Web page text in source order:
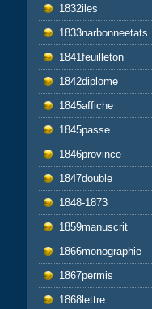
1832iles
1833narbonneetats
1841feuilleton
1842diplome
1845affiche
1845passe
1846province
1847double
1848-1873
1859manuscrit
1866monographie
1867permis
1868lettre